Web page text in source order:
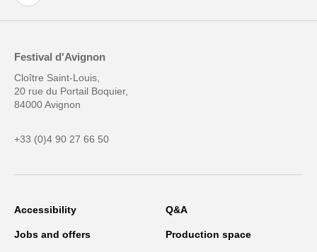
Festival d'Avignon
Cloître Saint-Louis,
20 rue du Portail Boquier,
84000 Avignon
+33 (0)4 90 27 66 50
Accessibility Q&A
Jobs and offers Production space